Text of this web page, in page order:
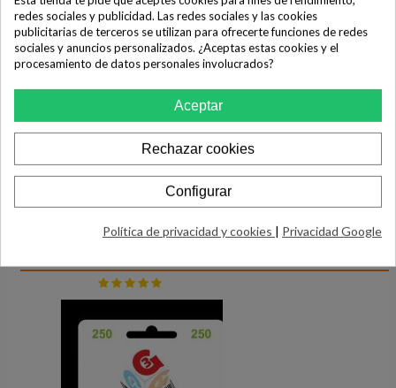
Ficha técnica
Marca
Tamaño
redes sociales y publicidad. Las redes sociales y las cookies
publicitarias de terceros se utilizan para ofrecerte funciones de redes
sociales y anuncios personalizados. ¿Aceptas estas cookies y el
procesamiento de datos personales involucrados?
Aceptar
Rechazar cookies
Configurar
Política de privacidad y cookies | Privacidad Google